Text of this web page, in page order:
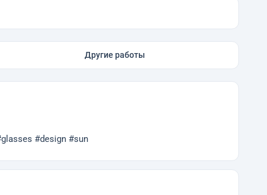
Другие работы
#design #sun